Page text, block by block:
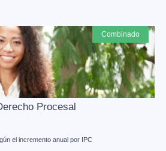
combinado
Procesal
el incremento anual por IPC